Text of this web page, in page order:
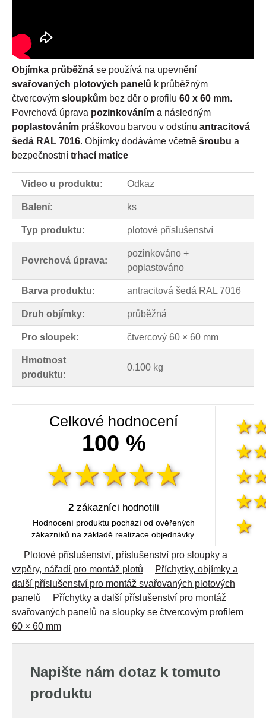
Objímka průběžná se používá na upevnění
svařovaných plotových panelů k průběžným
čtvercovým sloupkům bez děr o profilu 60 x 60 mm.
Povrchová úprava pozinkováním a následným
poplastováním práškovou barvou v odstínu antracitová
šedá RAL 7016. Objímky dodáváme včetně šroubu a
bezpečnostní trhací matice
Video u produktu: Odkaz
Balení: ks
Typ produktu: plotové příslušenství
Povrchová úprava:
pozinkováno +
poplastováno
Barva produktu: antracitová šedá RAL 7016
Druh objímky: průběžná
Pro sloupek: čtvercový 60 × 60 mm
Hmotnost
produktu:
0.100 kg
Celkové hodnocení
100 %
2 zákazníci hodnotili
Hodnocení produktu pochází od ověřených
zákazníků na základě realizace objednávky.
Plotové příslušenství, příslušenství pro sloupky a
vzpěry, nářadí pro montáž plotů
Příchytky, objímky a
další příslušenství pro montáž svařovaných plotových
panelů
Příchytky a další příslušenství pro montáž
svařovaných panelů na sloupky se čtvercovým profilem
60 × 60 mm
Napište nám dotaz k tomuto
produktu